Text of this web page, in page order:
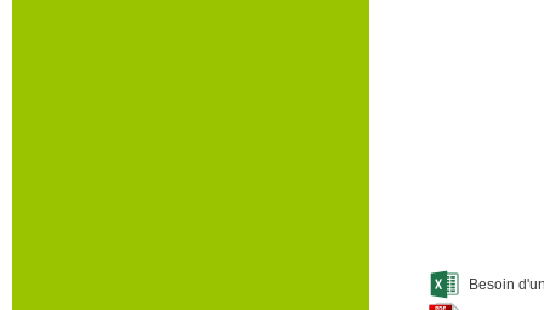
Besoin